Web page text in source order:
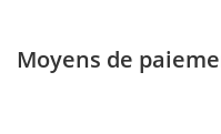
Moyens de